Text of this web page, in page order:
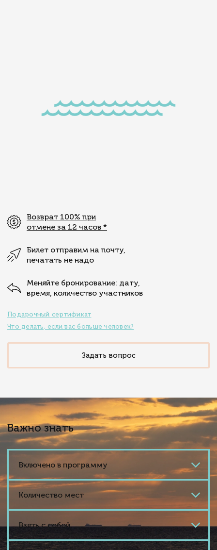
Возврат 100% при
отмене за 12 часов *
Билет отправим на почту,
печатать не надо
Меняйте бронирование: дату,
время, количество участников
Подарочный сертификат
Что делать, если вас больше человек?
Задать вопрос
Важно знать
Включено в программу
Количество мест
Взять с собой